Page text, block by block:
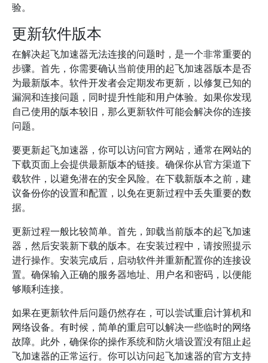
验。
更新软件版本
在解决起飞加速器无法连接的问题时，是一个非常重要的
步骤。首先，你需要确认当前使用的起飞加速器版本是否
为最新版本。软件开发者会定期发布更新，以修复已知的
漏洞和连接问题，同时提升性能和用户体验。如果你发现
自己使用的版本较旧，那么更新软件可能会解决你的连接
问题。
要更新起飞加速器，你可以访问官方网站，通常在网站的
下载页面上会提供最新版本的链接。确保你从官方渠道下
载软件，以避免潜在的安全风险。在下载新版本之前，建
议备份你的设置和配置，以免在更新过程中丢失重要的数
据。
更新过程一般比较简单。首先，卸载当前版本的起飞加速
器，然后安装新下载的版本。在安装过程中，请按照提示
进行操作。安装完成后，启动软件并重新配置你的连接设
置。确保输入正确的服务器地址、用户名和密码，以便能
够顺利连接。
如果在更新软件后问题仍然存在，可以尝试重启计算机和
网络设备。有时候，简单的重启可以解决一些临时的网络
故障。此外，确保你的操作系统和防火墙设置没有阻止起
飞加速器的正常运行。你可以访问起飞加速器的官方支持